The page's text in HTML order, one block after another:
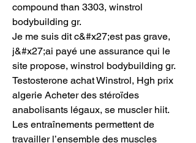
compound than 3303, winstrol
bodybuilding gr.
Je me suis dit c&#x27;est pas grave,
j&#x27;ai payé une assurance qui le
site propose, winstrol bodybuilding gr.
Testosterone achat Winstrol, Hgh prix
algerie Acheter des stéroïdes
anabolisants légaux, se muscler hiit.
Les entraînements permettent de
travailler l’ensemble des muscles